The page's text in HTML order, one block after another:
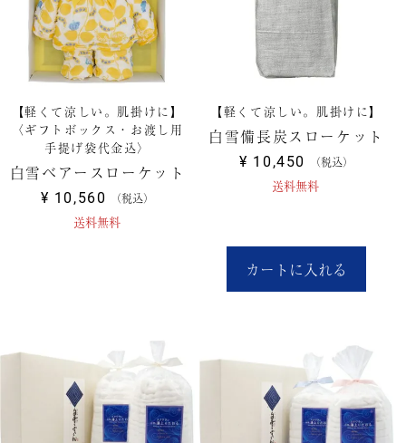
【軽くて涼しい。肌掛けに】
〈ギフトボックス・お渡し用
手提げ袋代金込〉
白雪ベアースローケット
¥ 10,560 税込
送料無料
【軽くて涼しい。肌掛けに】
白雪備長炭スローケット
¥ 10,450 税込
送料無料
カートに入れる